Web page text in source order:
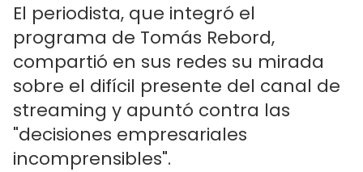
El periodista, que integró el
programa de Tomás Rebord,
compartió en sus redes su mirada
sobre el difícil presente del canal de
streaming y apuntó contra las
"decisiones empresariales
incomprensibles".